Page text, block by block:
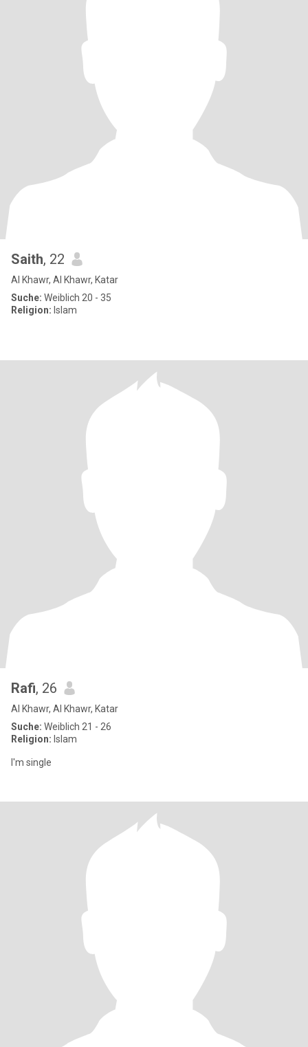
Saith, 22
Al Khawr, Al Khawr, Katar
Suche: Weiblich 20 - 35
Religion: Islam
Rafi, 26
Al Khawr, Al Khawr, Katar
Suche: Weiblich 21 - 26
Religion: Islam
I'm single